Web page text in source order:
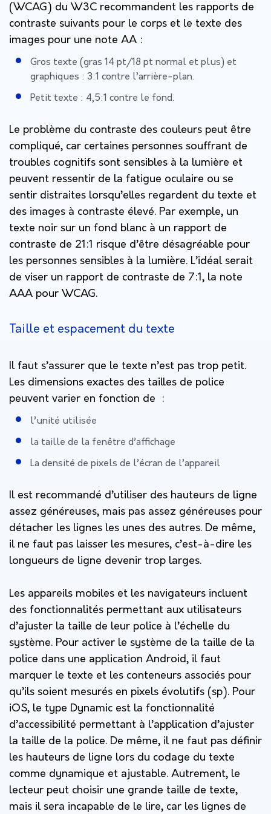
(WCAG) du W3C recommandent les rapports de
contraste suivants pour le corps et le texte des
images pour une note AA :
Gros texte (gras 14 pt/18 pt normal et plus) et
graphiques : 3:1 contre l’arrière-plan.
Petit texte : 4,5:1 contre le fond.
Le problème du contraste des couleurs peut être
compliqué, car certaines personnes souffrant de
troubles cognitifs sont sensibles à la lumière et
peuvent ressentir de la fatigue oculaire ou se
sentir distraites lorsqu’elles regardent du texte et
des images à contraste élevé. Par exemple, un
texte noir sur un fond blanc à un rapport de
contraste de 21:1 risque d’être désagréable pour
les personnes sensibles à la lumière. L’idéal serait
de viser un rapport de contraste de 7:1, la note
AAA pour WCAG.
Taille et espacement du texte
Il faut s’assurer que le texte n’est pas trop petit.
Les dimensions exactes des tailles de police
peuvent varier en fonction de :
l’unité utilisée
la taille de la fenêtre d’affichage
La densité de pixels de l’écran de l’appareil
Il est recommandé d’utiliser des hauteurs de ligne
assez généreuses, mais pas assez généreuses pour
détacher les lignes les unes des autres. De même,
il ne faut pas laisser les mesures, c’est-à-dire les
longueurs de ligne devenir trop larges.
Les appareils mobiles et les navigateurs incluent
des fonctionnalités permettant aux utilisateurs
d’ajuster la taille de leur police à l’échelle du
système. Pour activer le système de la taille de la
police dans une application Android, il faut
marquer le texte et les conteneurs associés pour
qu’ils soient mesurés en pixels évolutifs (sp). Pour
iOS, le type Dynamic est la fonctionnalité
d’accessibilité permettant à l’application d’ajuster
la taille de la police. De même, il ne faut pas définir
les hauteurs de ligne lors du codage du texte
comme dynamique et ajustable. Autrement, le
lecteur peut choisir une grande taille de texte,
mais il sera incapable de le lire, car les lignes de